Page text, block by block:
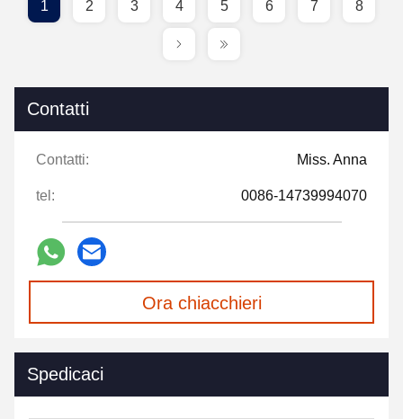
grande scala
1 2 3 4 5 6 7 8
Contatti
Contatti: Miss. Anna
tel: 0086-14739994070
Ora chiacchieri
Spedicaci